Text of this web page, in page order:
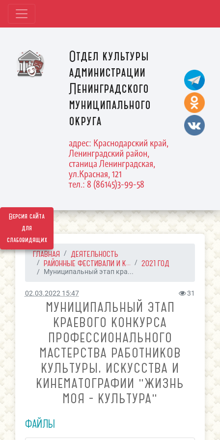
Версия сайта
для
слабовидящих
Отдел культуры
администрации
Ленинградского
муниципального
округа
адрес: Краснодарский край,
Ленинградский район,
станица Ленинградская,
ул.Красная, 121
тел.: 8 (86145)3-99-58
ГЛАВНАЯ
ДЕЯТЕЛЬНОСТЬ
РАЙОННЫЕ ФЕСТИВАЛИ И К...
2021 ГОД
Муниципальный этап кра...
02.03.2022 15:47 31
МУНИЦИПАЛЬНЫЙ ЭТАП
КРАЕВОГО КОНКУРСА
ПРОФЕССИОНАЛЬНОГО
МАСТЕРСТВА РАБОТНИКОВ
КУЛЬТУРЫ, ИСКУССТВА И
КИНЕМАТОГРАФИИ "ЖИЗНЬ
МОЯ - КУЛЬТУРА"
ФАЙЛЫ